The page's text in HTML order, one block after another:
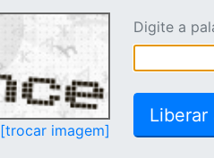
[trocar imagem]
Digite a